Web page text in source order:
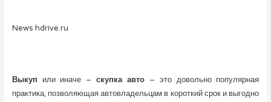
News hdrive.ru
Выкуп или иначе –скупка авто– это довольно популярная
практика, позволяющая автовладельцам в короткий срок и выгодно